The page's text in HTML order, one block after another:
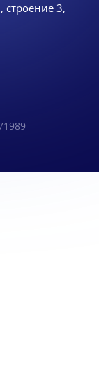
строение 3,